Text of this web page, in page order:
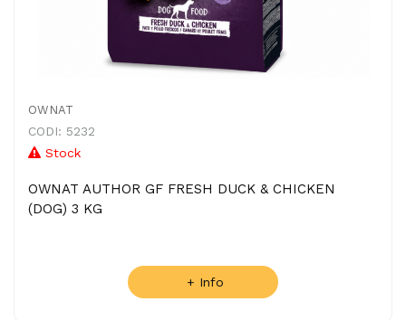
OWNAT
CODI: 5232
Stock
OWNAT AUTHOR GF FRESH DUCK & CHICKEN
(DOG) 3 KG
+ Info